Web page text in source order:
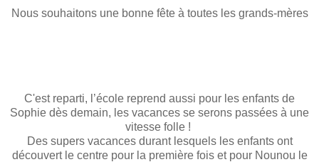
Nous souhaitons une bonne fête à toutes les grands-mères
C'est reparti, l’école reprend aussi pour les enfants de
Sophie dès demain, les vacances se serons passées à une
vitesse folle !
Des supers vacances durant lesquels les enfants ont
découvert le centre pour la première fois et pour Nounou le